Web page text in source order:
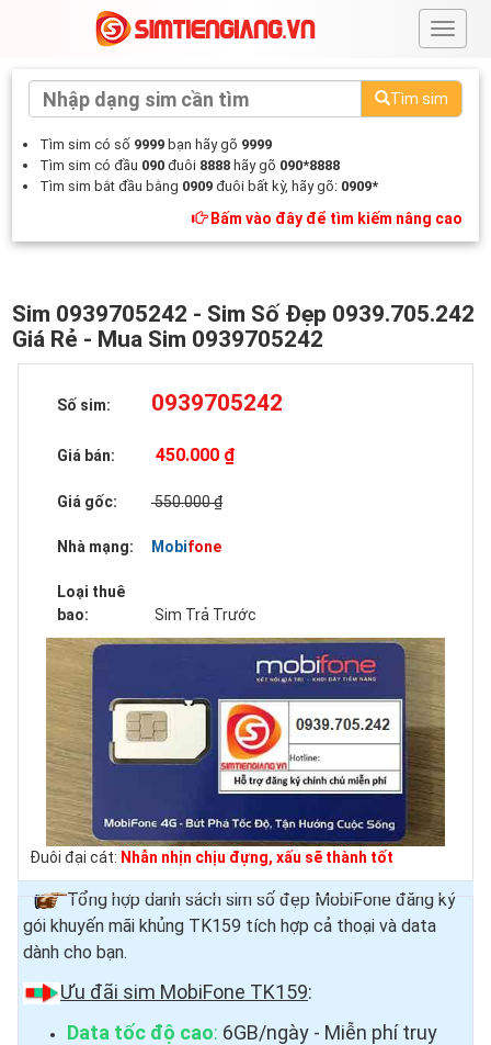
#
Tìm sim
Tìm sim có số 9999 bạn hãy gõ 9999
Tìm sim có đầu 090 đuôi 8888 hãy gõ 090*8888
Tìm sim bắt đầu bằng 0909 đuôi bất kỳ, hãy gõ: 0909*
Bấm vào đây để tìm kiếm nâng cao
Sim 0939705242 - Sim Số Đẹp 0939.705.242
Giá Rẻ - Mua Sim 0939705242
Số sim: 0939705242
Giá bán: 450.000 ₫
Giá gốc: 550.000 ₫
Nhà mạng: Mobifone
Loại thuê
bao:
Sim Trả Trước
Đuôi đại cát: Nhẫn nhịn chịu đựng, xấu sẽ thành tốt
Tổng hợp danh sách sim số đẹp MobiFone đăng ký
gói khuyến mãi khủng TK159 tích hợp cả thoại và data
dành cho bạn.
Ưu đãi sim MobiFone TK159:
Data tốc độ cao: 6GB/ngày - Miễn phí truy